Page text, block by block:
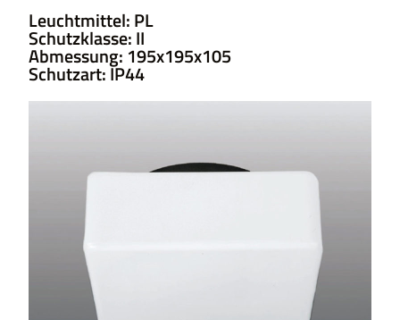
Leuchtmittel: PL
Schutzklasse: II
Abmessung: 195x195x105
Schutzart: IP44